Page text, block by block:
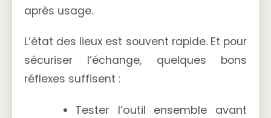
après usage.
L’état des lieux est souvent rapide. Et pour
sécuriser l’échange, quelques bons
réflexes suffisent :
Tester l’outil ensemble avant